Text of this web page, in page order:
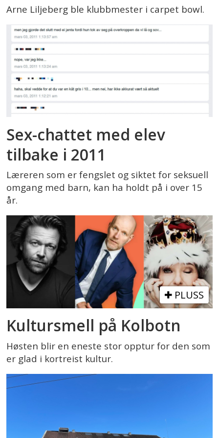
Arne Liljeberg ble klubbmester i carpet bowl.
Sex-chattet med elev
tilbake i 2011
Læreren som er fengslet og siktet for seksuell
omgang med barn, kan ha holdt på i over 15
år.
PLUSS
Kultursmell på Kolbotn
Høsten blir en eneste stor opptur for den som
er glad i kortreist kultur.